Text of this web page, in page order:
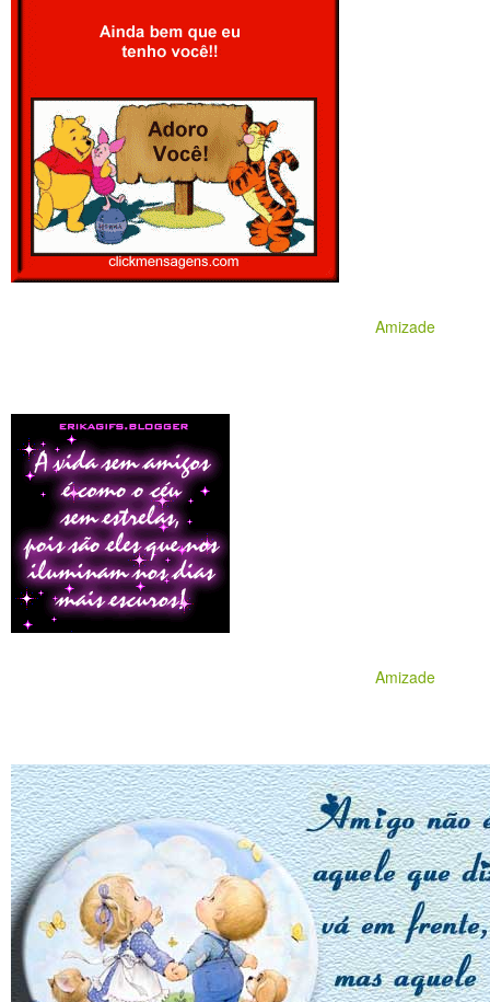
Amizade
Amizade